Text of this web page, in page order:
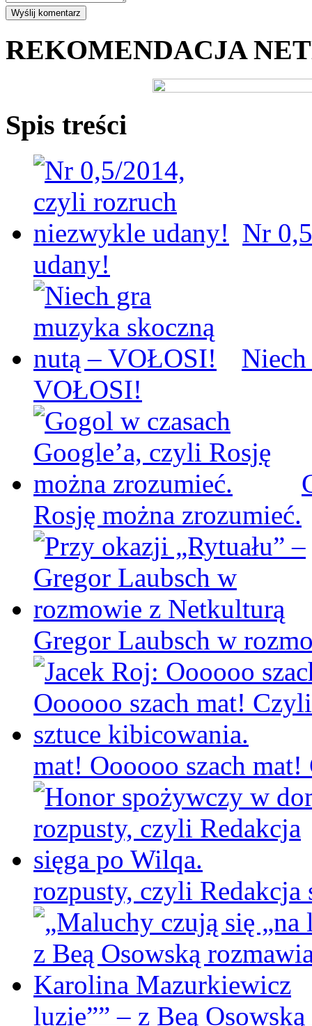
REKOMENDACJA
Spis treści
Nr
udany!
VOŁOSI!
Rosję można zrozumieć.
Gregor Laubsch w
mat! Oooooo szach
rozpusty, czyli Redakcja
luzie”” – z Beą